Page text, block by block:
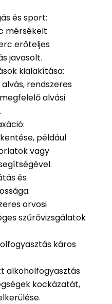
és sport:
mérsékelt
erőteljes
javasolt.
kialakítása:
rendszeres
alvási
például
vagy
és
orvosi
szűrővizsgálatok
káros
alkoholfogyasztás
kockázatát,